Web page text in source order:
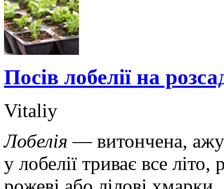
Посів лобелії на
Vitaliy
Лобелія — витончена,
у лобелії триває все